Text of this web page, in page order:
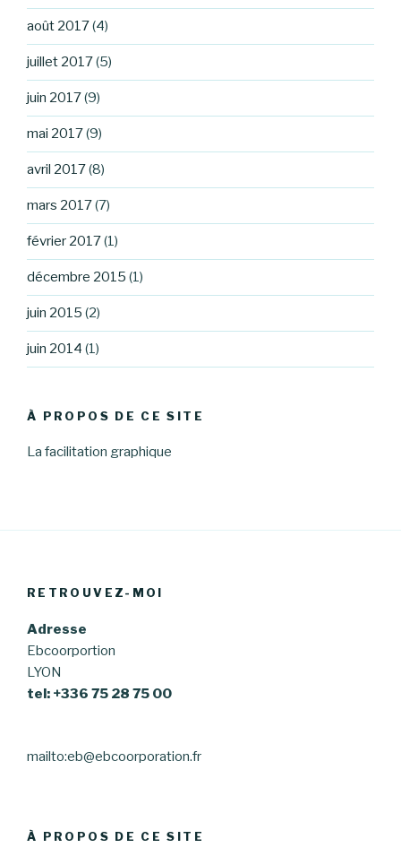
août 2017(4)
juillet 2017(5)
juin 2017(9)
mai 2017(9)
avril 2017(8)
mars 2017(7)
février 2017(1)
décembre 2015 (1)
juin 2015 (2)
juin 2014 (1)
À PROPOS DE CE SITE
La facilitation graphique
RETROUVEZ-MOI
Adresse
Ebcoorportion
LYON
tel: +336 75 28 75 00
mailto:eb@ebcoorporation.fr
À PROPOS DE CE SITE